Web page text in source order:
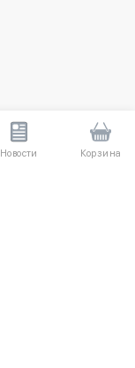
Новости Корзина